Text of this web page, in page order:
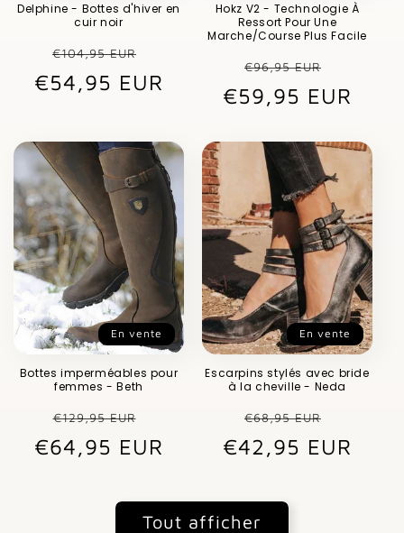
Delphine - Bottes d'hiver en
cuir noir
Prix
habituel
€104,95 EUR
promotionnel
€54,95 EUR
Hokz V2 - Technologie À
Ressort Pour Une
Marche/Course Plus Facile
Prix
habituel
€96,95 EUR
€59,95 EUR
En vente
Bottes imperméables pour
femmes - Beth
Prix
habituel
€129,95 EUR
promotionnel
€64,95 EUR
En vente
Escarpins stylés avec bride
à la cheville - Neda
Prix
habituel
€68,95 EUR
€42,95 EUR
Tout afficher